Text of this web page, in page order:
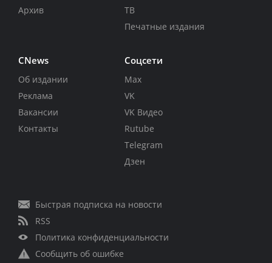
Архив
ТВ
Печатные издания
CNews
Об издании
Реклама
Вакансии
Контакты
Соцсети
Max
VK
VK Видео
Rutube
Telegram
Дзен
Быстрая подписка на новости
RSS
Политика конфиденциальности
Сообщить об ошибке